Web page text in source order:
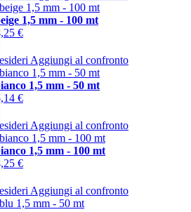
1,5 mm - 100 mt
€
Aggiungi al confronto
1,5 mm - 50 mt
€
Aggiungi al confronto
1,5 mm - 100 mt
€
Aggiungi al confronto